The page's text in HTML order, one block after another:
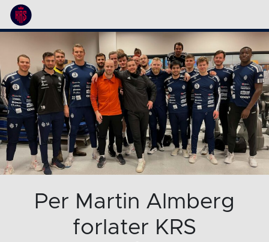
Per Martin Almberg
forlater KRS